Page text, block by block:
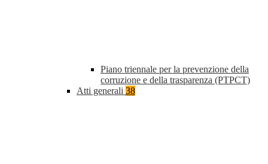
Piano triennale per la prevenzione della
corruzione e della trasparenza (PTPCT)
Atti generali 38